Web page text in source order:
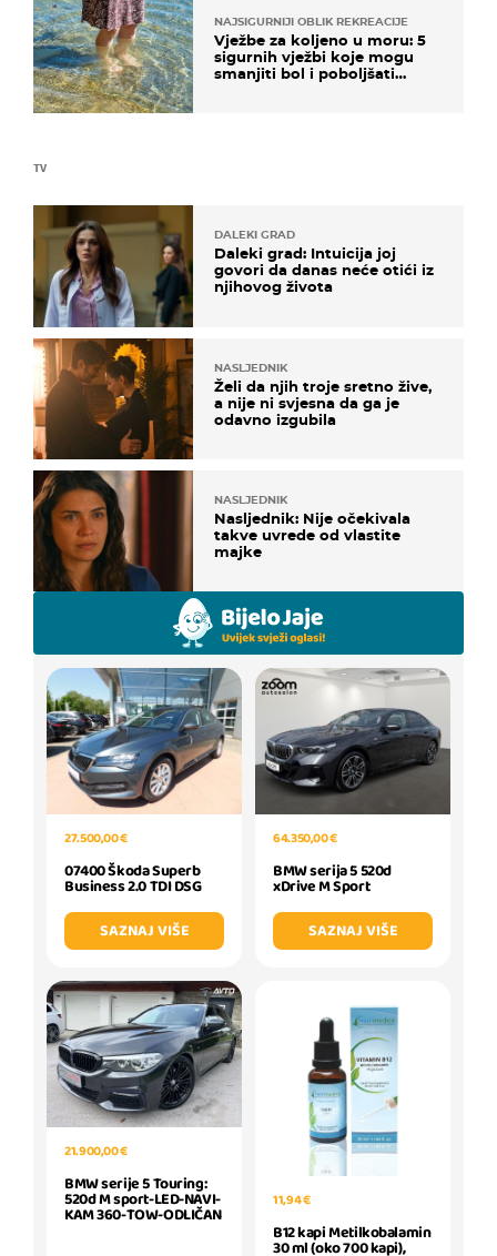
TV
DALEKI GRAD
Daleki grad: Intuicija joj
govori da danas neće otići iz
njihovog života
NASLJEDNIK
Želi da njih troje sretno žive,
a nije ni svjesna da ga je
odavno izgubila
NASLJEDNIK
Nasljednik: Nije očekivala
takve uvrede od vlastite
majke
NAJSIGURNIJI OBLIK REKREACIJE
Vježbe za koljeno u moru: 5
sigurnih vježbi koje mogu
smanjiti bol i poboljšati
27.500,00 €
07400 Škoda Superb
Business 2.0 TDI DSG
SAZNAJ VIŠE
64.350,00 €
BMW serija 5 520d
xDrive M Sport
SAZNAJ VIŠE
21.900,00 €
BMW serije 5 Touring:
520d M sport-LED-NAVI-
KAM 360-TOW-ODLIČAN
11,94 €
B12 kapi Metilkobalamin
30 ml (oko 700 kapi),